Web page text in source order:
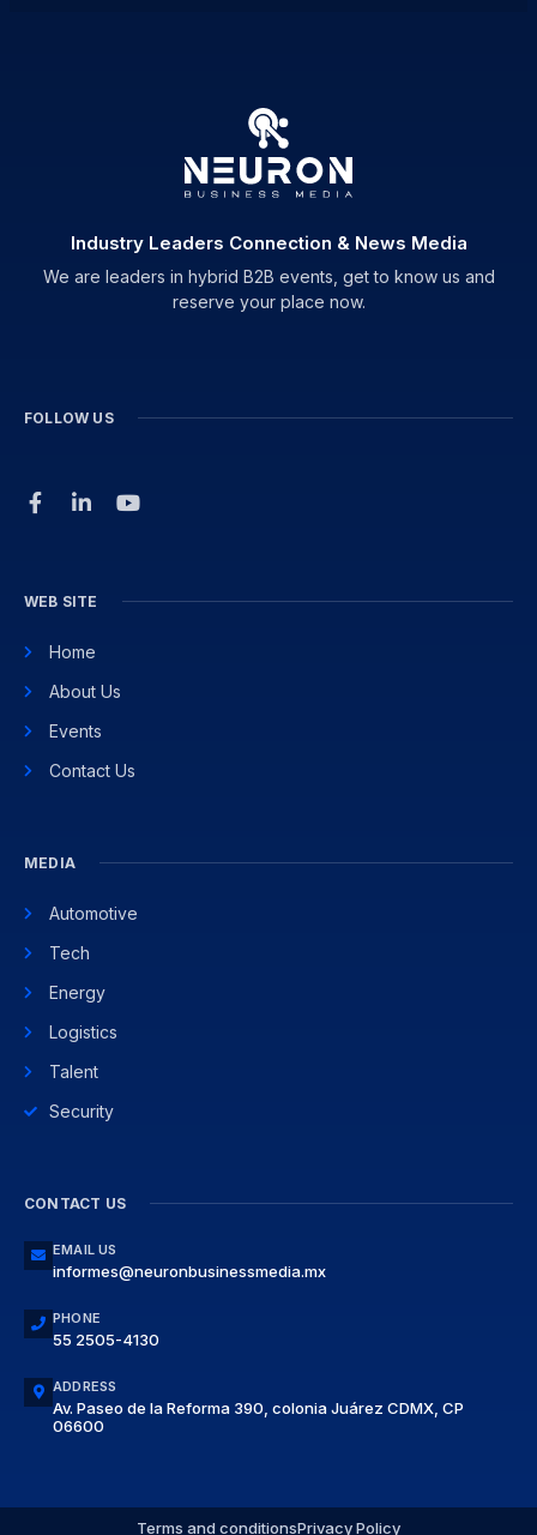
Industry Leaders Connection & News Media
We are leaders in hybrid B2B events, get to know us and
reserve your place now.
FOLLOW US
WEB SITE
Home
About Us
Events
Contact Us
MEDIA
Automotive
Tech
Energy
Logistics
Talent
Security
CONTACT US
EMAIL US
informes@neuronbusinessmedia.mx
PHONE
55 2505-4130
ADDRESS
Av. Paseo de la Reforma 390, colonia Juárez CDMX, CP
06600
Terms and conditionsPrivacy Policy